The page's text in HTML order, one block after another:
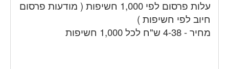
עלות פרסום לפי 1,000 חשיפות ( מודעות פרסום
חיוב לפי חשיפות )
מחיר - 4-38 ש"ח לכל 1,000 חשיפות